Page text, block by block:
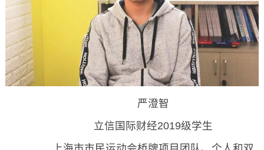
严澄智
立信国际财经2019级学生